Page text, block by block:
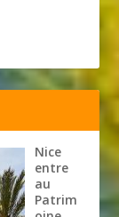
Nice
entre
au
Patrim